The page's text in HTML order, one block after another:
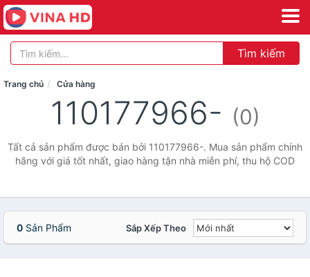
Tìm kiếm
Trang chủ Cửa hàng
110177966- (0)
Tất cả sản phẩm được bán bởi 110177966-. Mua sản phẩm chính
hãng với giá tốt nhất, giao hàng tận nhà miễn phí, thu hộ COD
0 Sản Phẩm Sắp Xếp Theo